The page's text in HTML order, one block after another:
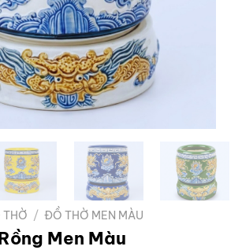
/ ĐỒ THỜ MEN MÀU
Men Màu